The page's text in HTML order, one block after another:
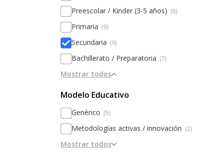
Preescolar / Kinder (3-5 años) (8)
Primaria (9)
Secundaria (9)
Bachillerato / Preparatoria (7)
Mostrar todos
Modelo Educativo
Genérico (5)
Metodologías activas / innovación (2)
Personalización
Mostrar todos